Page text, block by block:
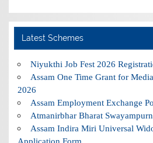
Latest Schemes
Niyukthi Job Fest 2026
Assam One Time Grant for
2026
Assam Employment Exchange
Atmanirbhar Bharat
Assam Indira Miri Universal
Application Form